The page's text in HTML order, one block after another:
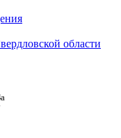
области